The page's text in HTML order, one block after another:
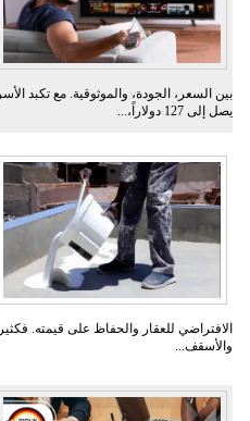
بين السعر، الجودة، والموثوقية. مع تكبد
يصل إلى 127 دولاراً،...
الافتراضي للعقار والحفاظ على قيمته.
والأسقف...